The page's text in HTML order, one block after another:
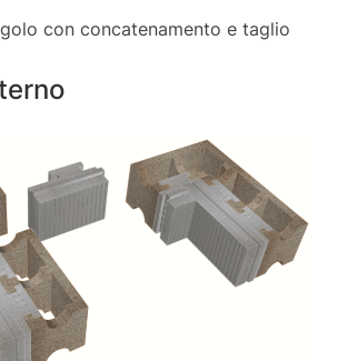
con concatenamento e taglio